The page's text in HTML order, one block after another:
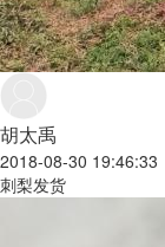
胡太禹
2018-08-30 19:46:33
刺梨发货